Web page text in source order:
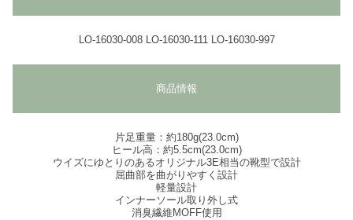
LO-16030-008 LO-16030-111 LO-16030-997
商品情報
片足重量：約180g(23.0cm)
ヒール高：約5.5cm(23.0cm)
ウイズにゆとりのあるオリジナル3E相当の靴型で設計
屈曲部を曲がりやすく設計
軽量設計
インナーソール取り外し式
消臭繊維MOFF使用